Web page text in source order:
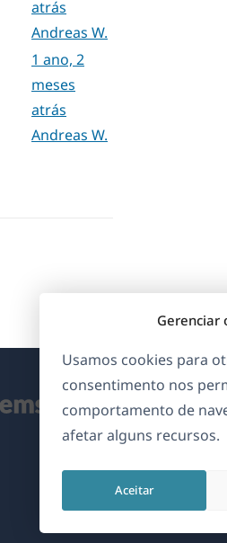
Gerenciar
Usamos cookies para
consentimento nos
comportamento de
afetar alguns recursos.
Aceitar
atrás
Andreas W.
1 ano, 2
meses
atrás
Andreas W.
GDPR &